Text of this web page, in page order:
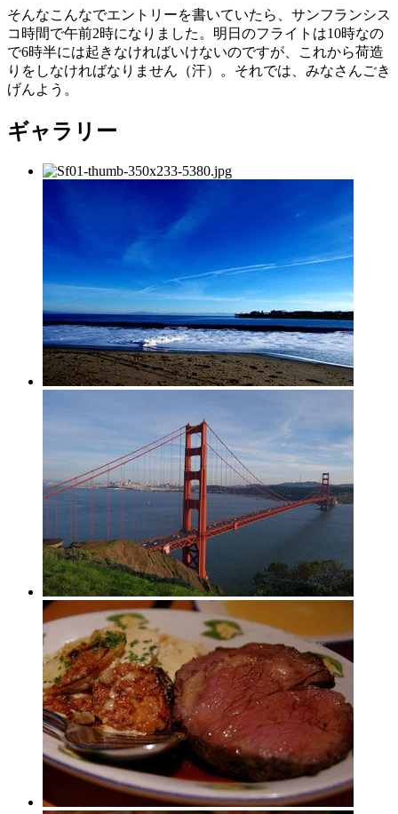
そんなこんなでエントリーを書いていたら、サンフランシス
コ時間で午前2時になりました。明日のフライトは10時なの
で6時半には起きなければいけないのですが、これから荷造
りをしなければなりません（汗）。それでは、みなさんごき
げんよう。
ギャラリー